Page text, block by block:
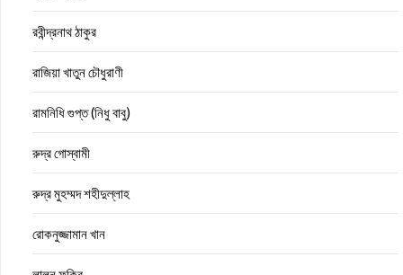
রবীন্দ্রনাথ ঠাকুর
রাজিয়া খাতুন চৌধুরাণী
রামনিধি গুপ্ত (নিধু বাবু)
রুদ্র গোস্বামী
রুদ্র মুহম্মদ শহীদুল্লাহ
রোকনুজ্জামান খান